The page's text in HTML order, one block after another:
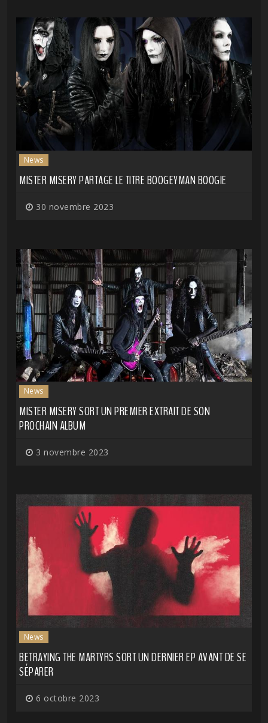
News
MISTER MISERY PARTAGE LE TITRE BOOGEYMAN BOOGIE
30 novembre 2023
News
MISTER MISERY SORT UN PREMIER EXTRAIT DE SON
PROCHAIN ALBUM
3 novembre 2023
News
BETRAYING THE MARTYRS SORT UN DERNIER EP AVANT DE SE
SÉPARER
6 octobre 2023